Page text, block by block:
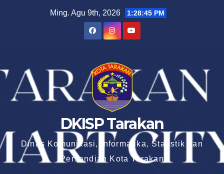
Ming. Agu 9th, 2026 1:28:46 PM
DKISP Tarakan
Dinas Komunikasi, Informatika, Statistik dan
Persandian Kota Tarakan